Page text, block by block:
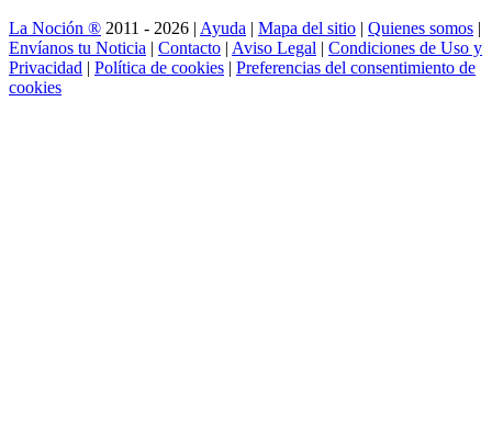
La Noción ® 2011 - 2026 | Ayuda | Mapa del sitio | Quienes somos |
Envíanos tu Noticia | Contacto | Aviso Legal | Condiciones de Uso y
Privacidad | Política de cookies | Preferencias del consentimiento de
cookies